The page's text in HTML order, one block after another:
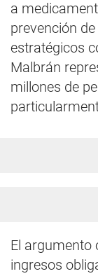
a
prevención
estratégicos
Malbrán
millones de
El argumento
ingresos